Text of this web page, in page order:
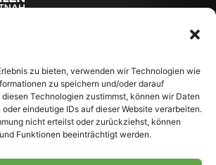
zu bieten, verwenden wir Technologien wie
zu speichern und/oder darauf
Technologien zustimmst, können wir Daten
eindeutige IDs auf dieser Website verarbeiten.
nicht erteilst oder zurückziehst, können
Funktionen beeinträchtigt werden.
Hautnah.de
Magazin
1868-
auch